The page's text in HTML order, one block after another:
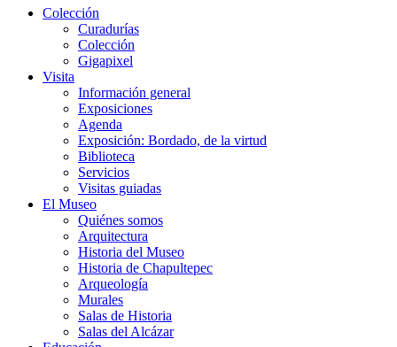
Colección
Curadurías
Colección
Gigapixel
Visita
Información general
Exposiciones
Agenda
Exposición: Bordado, de la virtud
Biblioteca
Servicios
Visitas guiadas
El Museo
Quiénes somos
Arquitectura
Historia del Museo
Historia de Chapultepec
Arqueología
Murales
Salas de Historia
Salas del Alcázar